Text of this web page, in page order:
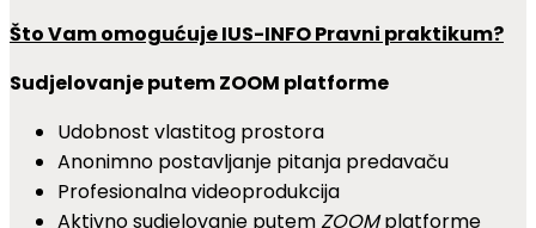
Što Vam omogućuje IUS-INFO Pravni praktikum?
Sudjelovanje putem ZOOM platforme
Udobnost vlastitog prostora
Anonimno postavljanje pitanja predavaču
Profesionalna videoprodukcija
Aktivno sudjelovanje putemZOOMplatforme